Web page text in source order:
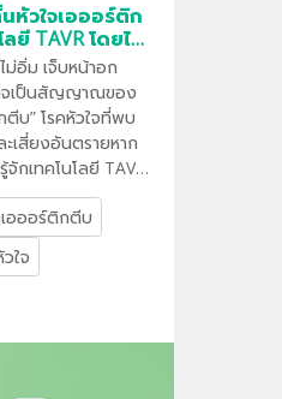
หัวใจเอออร์ติก
ยี TAVR โดยไม่
ม่อิ่ม เจ็บหน้าอก
จเป็นสัญญาณของ
ตีบ” โรคหัวใจที่พบ
เสี่ยงอันตรายหาก
กเทคโนโลยี TAVR
Valve
เปลี่ยนลิ้นหัวใจผ่าน
ผ่าตัดเปิดหน้าอก
ซ้อน แผลเล็ก ฟื้นตัว
ตได้ไว ภายใต้การ
หัวใจเฉพาะทาง
กษาระดับสากล
อออร์ติกตีบ
ใจ